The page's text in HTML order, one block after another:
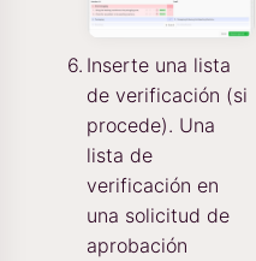
Inserte una lista
de verificación (si
procede). Una
lista de
verificación en
una solicitud de
aprobación